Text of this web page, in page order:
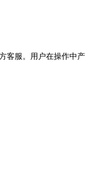
客服。用户在操作中产